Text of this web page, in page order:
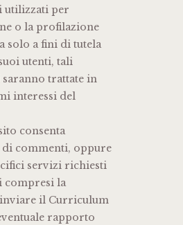
utilizzati per
o la profilazione
solo a fini di tutela
utenti, tali
trattate in
interessi del
consenta
di commenti, oppure
servizi richiesti
compresi la
il Curriculum
rapporto